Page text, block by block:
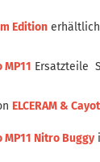
Edition erhältlich
Ersatzteile
ELCERAM &
Nitro Buggy